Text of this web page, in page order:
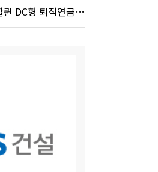
직연금…전문가 조언은